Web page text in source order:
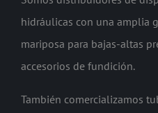
hidráulicas con una amplia
mariposa para bajas-altas
accesorios de fundición.
También comercializamos